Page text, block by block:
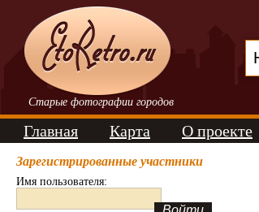
Старые фотографии городов
Главная Карта О проекте
Зарегистрированные участники
Имя пользователя: